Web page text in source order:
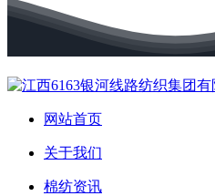
网站首页
关于我们
棉纺资讯